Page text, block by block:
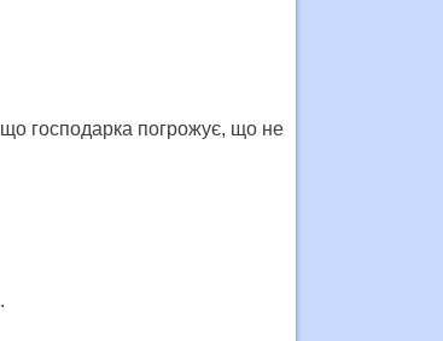
господарка погрожує, що не